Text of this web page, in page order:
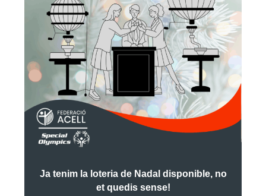
Ja tenim la loteria de Nadal disponible, no
et quedis sense!